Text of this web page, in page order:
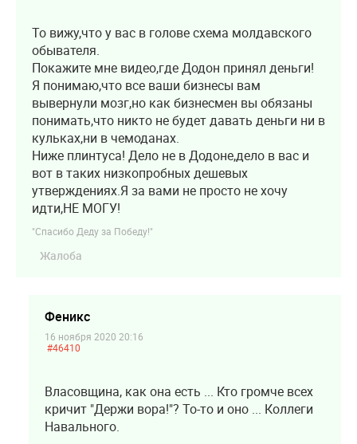
То вижу,что у вас в голове схема молдавского
обывателя.
Покажите мне видео,где Додон принял деньги!
Я понимаю,что все ваши бизнесы вам
вывернули мозг,но как бизнесмен вы обязаны
понимать,что никто не будет давать деньги ни в
кульках,ни в чемоданах.
Ниже плинтуса! Дело не в Додоне,дело в вас и
вот в таких низкопробных дешевых
утверждениях.Я за вами не просто не хочу
идти,НЕ МОГУ!
"Спасибо Деду за Победу!"
Жалоба
Феникс
16 ноября 2020 20:16
#46410
Власовщина, как она есть ... Кто громче всех
кричит "Держи вора!"? То-то и оно ... Коллеги
Навального.